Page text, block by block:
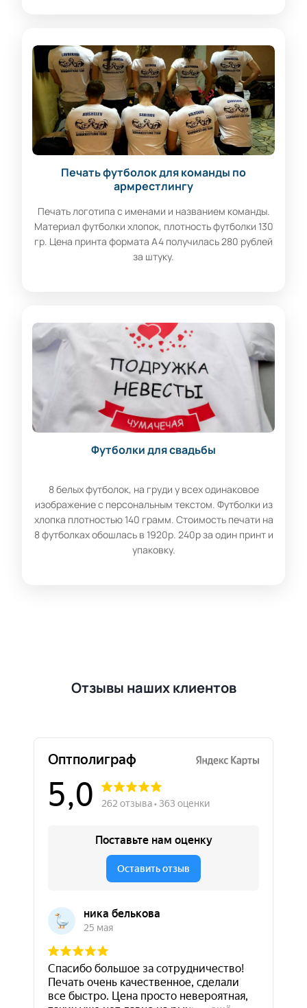
Печать футболок для команды по
армрестлингу
Печать логотипа с именами и названием команды.
Материал футболки хлопок, плотность футболки 130
гр. Цена принта формата А4 получилась 280 рублей
за штуку.
Футболки для свадьбы
8 белых футболок, на груди у всех одинаковое
изображение с персональным текстом. Футболки из
хлопка плотностью 140 грамм. Стоимость печати на
8 футболках обошлась в 1920р. 240р за один принт и
упаковку.
Отзывы наших клиентов